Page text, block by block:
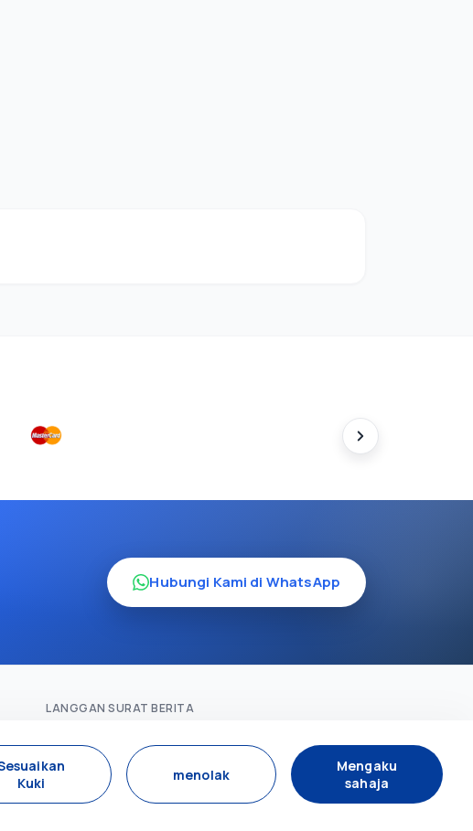
Hubungi Kami di WhatsApp
LANGGAN SURAT BERITA
Langgan
MEDIA SOSIAL
Kuki
menolak
Mengaku
sahaja